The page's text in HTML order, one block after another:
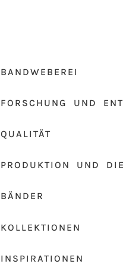
BANDWEBEREI
FORSCHUNG UND
QUALITÄT
PRODUKTION UND
BÄNDER
KOLLEKTIONEN
INSPIRATIONEN